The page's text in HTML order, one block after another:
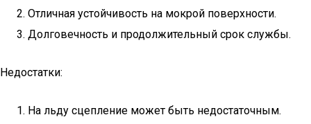
Отличная устойчивость на мокрой поверхности.
Долговечность и продолжительный срок службы.
Недостатки:
На льду сцепление может быть недостаточным.